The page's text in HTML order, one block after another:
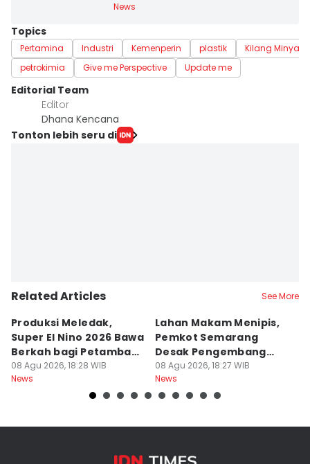
News
Topics
Pertamina Industri Kemenperin plastik
Kilang Minyak
petrokimia
Give me Perspective Update me
Editorial Team
Editor
Dhana Kencana
Tonton lebih seru di
Related Articles See More
Produksi Meledak,
Super El Nino 2026 Bawa
Berkah bagi Petambak
Garam
08 Agu 2026, 18:28 WIB
News
Lahan Makam Menipis,
Pemkot Semarang
Desak Pengembang
Serahkan PSU
08 Agu 2026, 18:27 WIB
News